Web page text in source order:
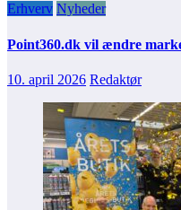
Erhverv Nyheder
Point360.dk vil ændre
10. april 2026 Redaktør